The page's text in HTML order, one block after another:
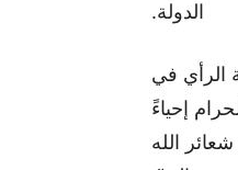
الدولة.
الرأي في
إحياءً
الله